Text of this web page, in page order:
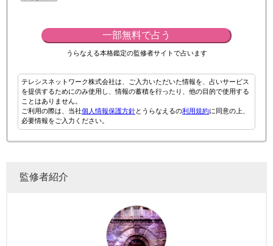
一部無料で占う
うらなえる本格鑑定の監修者サイトで占います
テレシスネットワーク株式会社は、ご入力いただいた情報を、占いサービス
を提供するためにのみ使用し、情報の蓄積を行ったり、他の目的で使用する
ことはありません。
ご利用の際は、当社個人情報保護方針とうらなえるの利用規約に同意の上、
必要情報をご入力ください。
監修者紹介